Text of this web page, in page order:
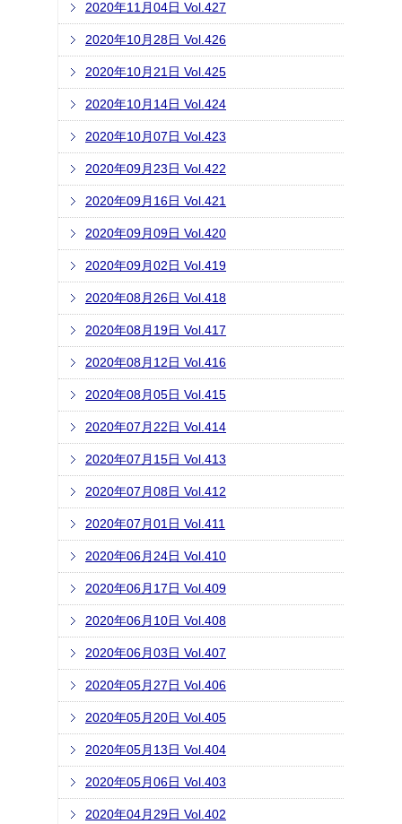
2020年11月04日 Vol.427
2020年10月28日 Vol.426
2020年10月21日 Vol.425
2020年10月14日 Vol.424
2020年10月07日 Vol.423
2020年09月23日 Vol.422
2020年09月16日 Vol.421
2020年09月09日 Vol.420
2020年09月02日 Vol.419
2020年08月26日 Vol.418
2020年08月19日 Vol.417
2020年08月12日 Vol.416
2020年08月05日 Vol.415
2020年07月22日 Vol.414
2020年07月15日 Vol.413
2020年07月08日 Vol.412
2020年07月01日 Vol.411
2020年06月24日 Vol.410
2020年06月17日 Vol.409
2020年06月10日 Vol.408
2020年06月03日 Vol.407
2020年05月27日 Vol.406
2020年05月20日 Vol.405
2020年05月13日 Vol.404
2020年05月06日 Vol.403
2020年04月29日 Vol.402